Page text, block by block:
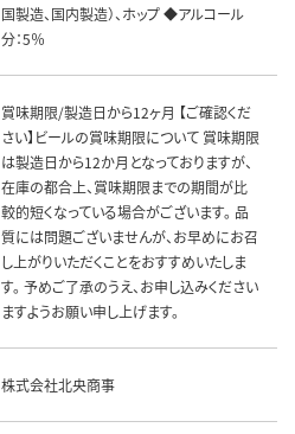
国製造、国内製造）、ホップ ◆アルコール
分：5％
賞味期限/製造日から12ヶ月 【ご確認くだ
さい】ビールの賞味期限について 賞味期限
は製造日から12か月となっておりますが、
在庫の都合上、賞味期限までの期間が比
較的短くなっている場合がございます。 品
質には問題ございませんが、お早めにお召
し上がりいただくことをおすすめいたしま
す。 予めご了承のうえ、お申し込みください
ますようお願い申し上げます。
株式会社北央商事